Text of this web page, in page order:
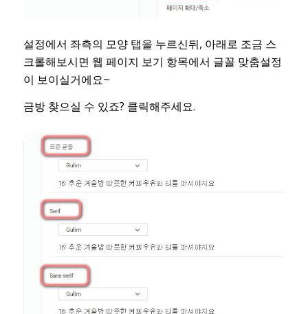
설정에서 좌측의 모양 탭을 누르신뒤, 아래로 조금 스
크롤해보시면 웹 페이지 보기 항목에서 글꼴 맞춤설정
이 보이실거에요~
금방 찾으실 수 있죠? 클릭해주세요.